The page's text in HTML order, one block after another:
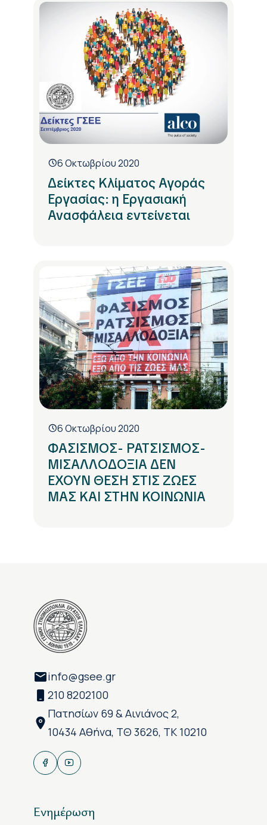
6 Οκτωβρίου 2020
Δείκτες Κλίματος Αγοράς
Εργασίας: η Εργασιακή
Ανασφάλεια εντείνεται
6 Οκτωβρίου 2020
ΦΑΣΙΣΜΟΣ- ΡΑΤΣΙΣΜΟΣ-
ΜΙΣΑΛΛΟΔΟΞΙΑ ΔΕΝ
ΕΧΟΥΝ ΘΕΣΗ ΣΤΙΣ ΖΩΕΣ
ΜΑΣ ΚΑΙ ΣΤΗΝ ΚΟΙΝΩΝΙΑ
info@gsee.gr
210 8202100
Πατησίων 69 & Αινιάνος 2,
10434 Αθήνα, ΤΘ 3626, ΤΚ 10210
Ενημέρωση